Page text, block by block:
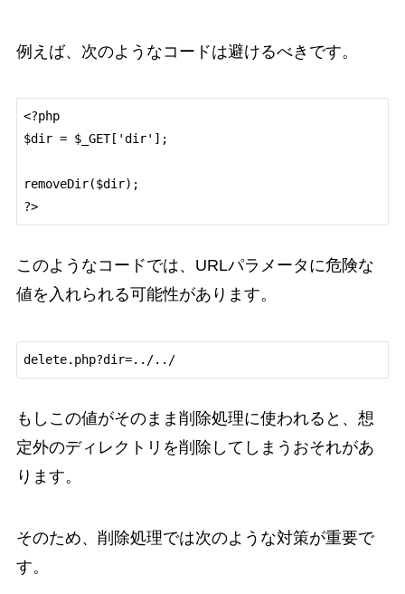
例えば、次のようなコードは避けるべきです。
<?php
$dir = $_GET['dir'];
removeDir($dir);
?>
このようなコードでは、URLパラメータに危険な
値を入れられる可能性があります。
delete.php?dir=../../
もしこの値がそのまま削除処理に使われると、想
定外のディレクトリを削除してしまうおそれがあ
ります。
そのため、削除処理では次のような対策が重要で
す。